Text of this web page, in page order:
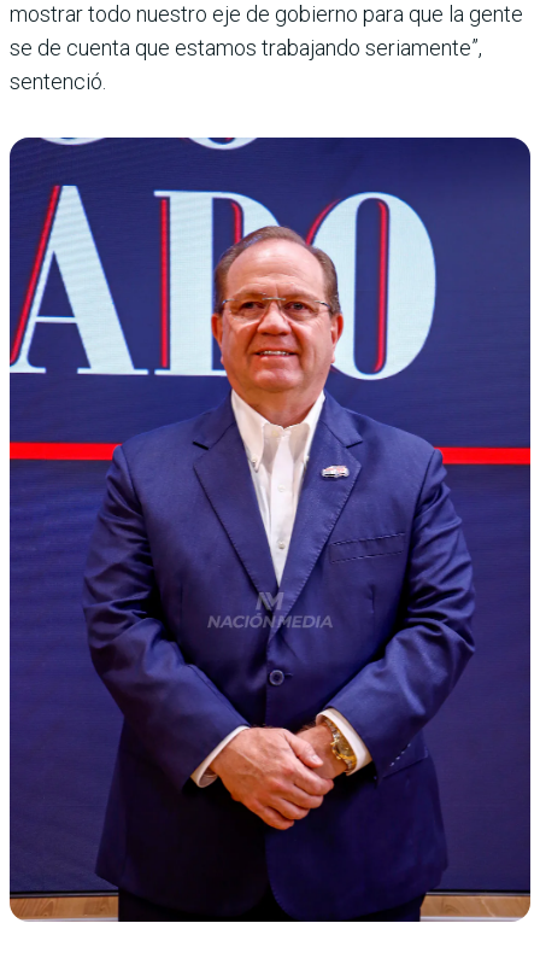
mostrar todo nuestro eje de gobierno para que la gente
se de cuenta que estamos trabajando seriamente”,
sentenció.